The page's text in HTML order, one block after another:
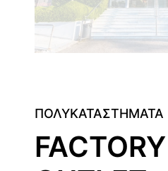
ΠΟΛΥΚΑΤΑΣΤΗΜΑΤΑ
FACTORY